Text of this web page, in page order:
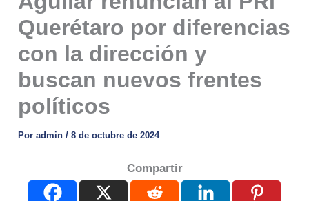
Querétaro por diferencias
con la dirección y
buscan nuevos frentes
políticos
Poradmin/8 de octubre de 2024
Compartir